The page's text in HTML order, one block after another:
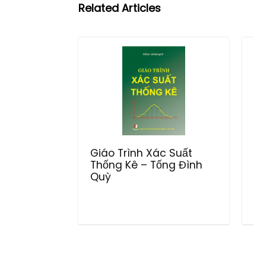
Related Articles
Giáo Trình Xác Suất
Thống Kê – Tống Đình
Quỳ